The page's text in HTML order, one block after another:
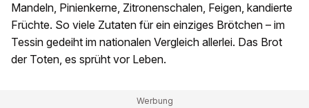
Mandeln, Pinienkerne, Zitronenschalen, Feigen, kandierte
Früchte. So viele Zutaten für ein einziges Brötchen – im
Tessin gedeiht im nationalen Vergleich allerlei. Das Brot
der Toten, es sprüht vor Leben.